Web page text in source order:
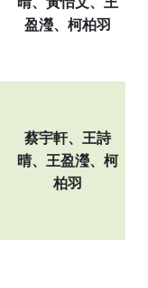
盈瀅、柯柏羽
蔡宇軒、王詩
晴、王盈瀅、柯
柏羽